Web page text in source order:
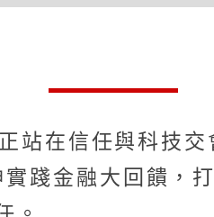
在信任與科技
踐金融大回饋，